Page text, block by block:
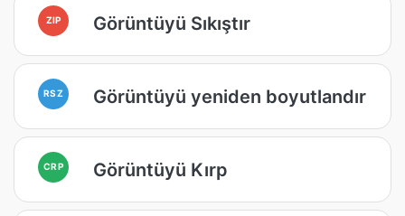
ZIP Görüntüyü Sıkıştır
RSZ Görüntüyü yeniden boyutlandır
CRP Görüntüyü Kırp